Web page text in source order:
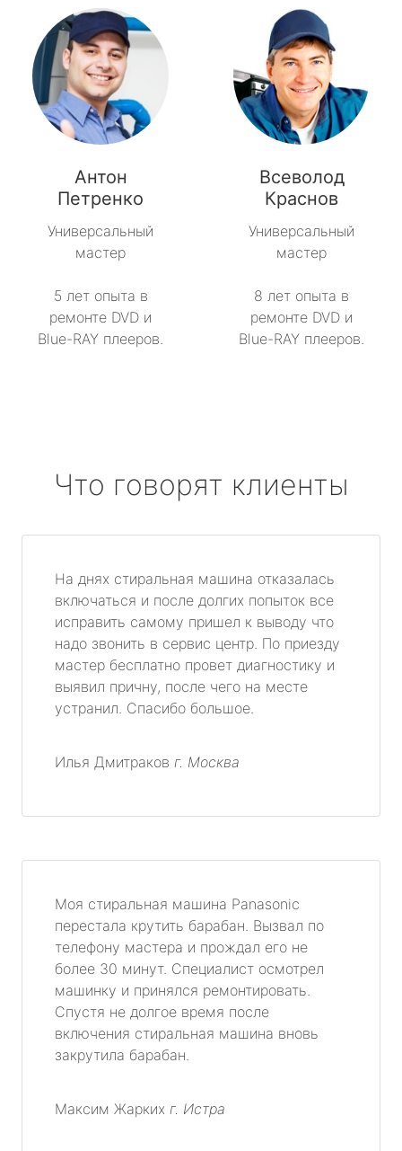
Антон
Петренко
Универсальный
мастер
5 лет опыта в
ремонте DVD и
Blue-RAY плееров.
Всеволод
Краснов
Универсальный
мастер
8 лет опыта в
ремонте DVD и
Blue-RAY плееров.
Что говорят клиенты
На днях стиральная машина отказалась
включаться и после долгих попыток все
исправить самому пришел к выводу что
надо звонить в сервис центр. По приезду
мастер бесплатно провет диагностику и
выявил причну, после чего на месте
устранил. Спасибо большое.
Илья Дмитраков г. Москва
Моя стиральная машина Panasonic
перестала крутить барабан. Вызвал по
телефону мастера и прождал его не
более 30 минут. Специалист осмотрел
машинку и принялся ремонтировать.
Спустя не долгое время после
включения стиральная машина вновь
закрутила барабан.
Максим Жарких г. Истра